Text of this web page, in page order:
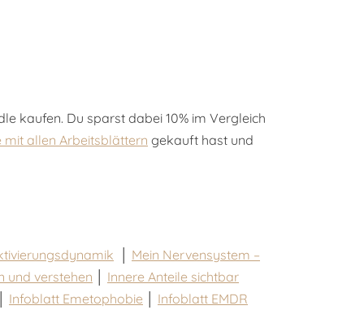
kaufen. Du sparst dabei 10% im Vergleich
mit allen Arbeitsblättern gekauft hast und
Mein Nervensystem –
und verstehen
Innere Anteile sichtbar
Infoblatt Emetophobie Infoblatt EMDR